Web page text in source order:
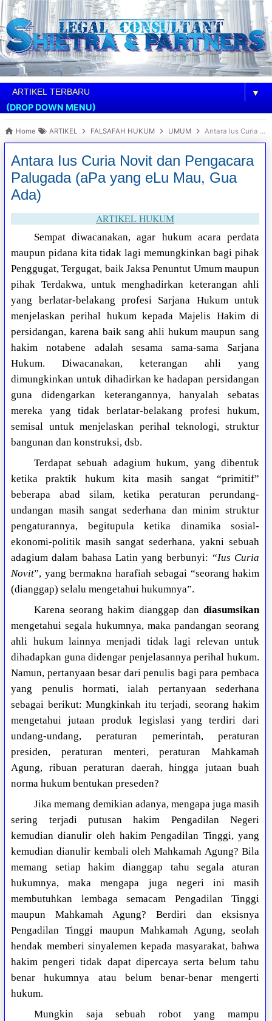
▼
(DROP DOWN MENU)
Home ARTIKEL FALSAFAH HUKUM UMUM Antara Ius Curia Novit dan Pengacara Palugada (aPa yang eLu Mau, Gua Ada)
Antara Ius Curia Novit dan Pengacara
Palugada (aPa yang eLu Mau, Gua
Ada)
ARTIKEL HUKUM
Sempat diwacanakan, agar hukum acara perdata
maupun pidana kita tidak lagi memungkinkan bagi pihak
Penggugat, Tergugat, baik Jaksa Penuntut Umum maupun
pihak Terdakwa, untuk menghadirkan keterangan ahli
yang berlatar-belakang profesi Sarjana Hukum untuk
menjelaskan perihal hukum kepada Majelis Hakim di
persidangan, karena baik sang ahli hukum maupun sang
hakim notabene adalah sesama sama-sama Sarjana
Hukum. Diwacanakan, keterangan ahli yang
dimungkinkan untuk dihadirkan ke hadapan persidangan
guna didengarkan keterangannya, hanyalah sebatas
mereka yang tidak berlatar-belakang profesi hukum,
semisal untuk menjelaskan perihal teknologi, struktur
bangunan dan konstruksi, dsb.
Terdapat sebuah adagium hukum, yang dibentuk
ketika praktik hukum kita masih sangat “primitif”
beberapa abad silam, ketika peraturan perundang-
undangan masih sangat sederhana dan minim struktur
pengaturannya, begitupula ketika dinamika sosial-
ekonomi-politik masih sangat sederhana, yakni sebuah
adagium dalam bahasa Latin yang berbunyi: “Ius Curia
Novit”, yang bermakna harafiah sebagai “seorang hakim
(dianggap) selalu mengetahui hukumnya”.
Karena seorang hakim dianggap dan diasumsikan
mengetahui segala hukumnya, maka pandangan seorang
ahli hukum lainnya menjadi tidak lagi relevan untuk
dihadapkan guna didengar penjelasannya perihal hukum.
Namun, pertanyaan besar dari penulis bagi para pembaca
yang penulis hormati, ialah pertanyaan sederhana
sebagai berikut: Mungkinkah itu terjadi, seorang hakim
mengetahui jutaan produk legislasi yang terdiri dari
undang-undang, peraturan pemerintah, peraturan
presiden, peraturan menteri, peraturan Mahkamah
Agung, ribuan peraturan daerah, hingga jutaan buah
norma hukum bentukan preseden?
Jika memang demikian adanya, mengapa juga masih
sering terjadi putusan hakim Pengadilan Negeri
kemudian dianulir oleh hakim Pengadilan Tinggi, yang
kemudian dianulir kembali oleh Mahkamah Agung? Bila
memang setiap hakim dianggap tahu segala aturan
hukumnya, maka mengapa juga negeri ini masih
membutuhkan lembaga semacam Pengadilan Tinggi
maupun Mahkamah Agung? Berdiri dan eksisnya
Pengadilan Tinggi maupun Mahkamah Agung, seolah
hendak memberi sinyalemen kepada masyarakat, bahwa
hakim pengeri tidak dapat dipercaya serta belum tahu
benar hukumnya atau belum benar-benar mengerti
hukum.
Mungkin saja sebuah robot yang mampu